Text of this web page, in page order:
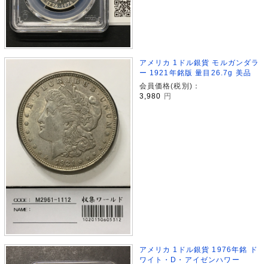
アメリカ 1ドル銀貨 モルガンダラ
ー 1921年銘版 量目26.7g 美品
会員価格(税別)：
3,980
円
アメリカ 1ドル銀貨 1976年銘 ド
ワイト・D・アイゼンハワー